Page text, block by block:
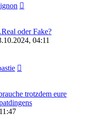
oder Fake?
04:11
trotzdem eure